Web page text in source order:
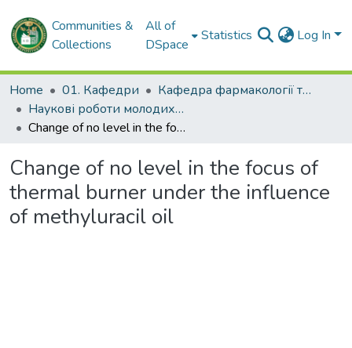
Communities &
Collections
All of
DSpace
Statistics Log In
Home 01. Кафедри
Кафедра фармакології та медичної рецептури
Наукові роботи молодих дослідників. Кафедра фармакології та медичної рецептури
Change of no level in the focus of thermal burner under the influence of methyluracil oil
Change of no level in the focus of
thermal burner under the influence
of methyluracil oil